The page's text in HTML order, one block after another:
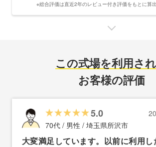
※総合評価は直近2年のレビュー付き評価をもとに算出
この式場を利用さ
お客様の評価
5.0
70代 / 男性 / 埼玉県所沢市
大変満足しています。以前に利用し